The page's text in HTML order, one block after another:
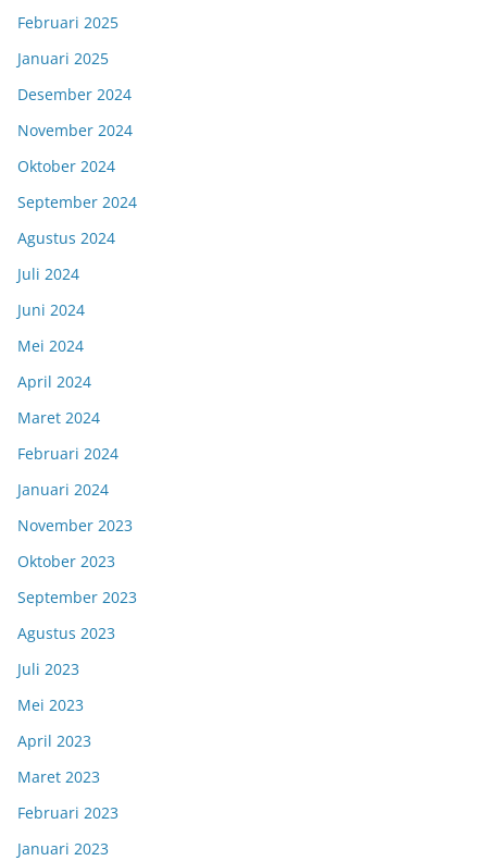
Februari 2025
Januari 2025
Desember 2024
November 2024
Oktober 2024
September 2024
Agustus 2024
Juli 2024
Juni 2024
Mei 2024
April 2024
Maret 2024
Februari 2024
Januari 2024
November 2023
Oktober 2023
September 2023
Agustus 2023
Juli 2023
Mei 2023
April 2023
Maret 2023
Februari 2023
Januari 2023